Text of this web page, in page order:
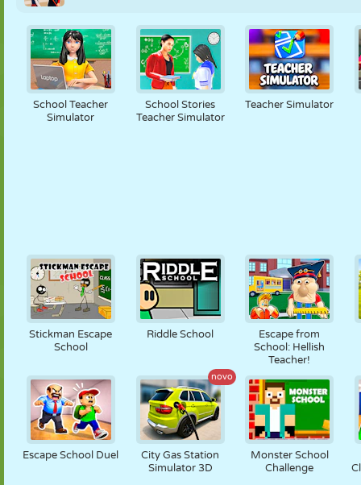
School Teacher
Simulator
School Stories
Teacher Simulator
Teacher Simulator
Stickman Escape
School
Riddle School
Escape from
School: Hellish
Teacher!
Escape School Duel
novo
City Gas Station
Simulator 3D
Monster School
Challenge